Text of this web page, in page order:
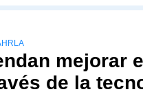
mejorar
de la